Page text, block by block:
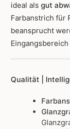
ideal als gut
Farbanstrich für
beansprucht
Qualität |